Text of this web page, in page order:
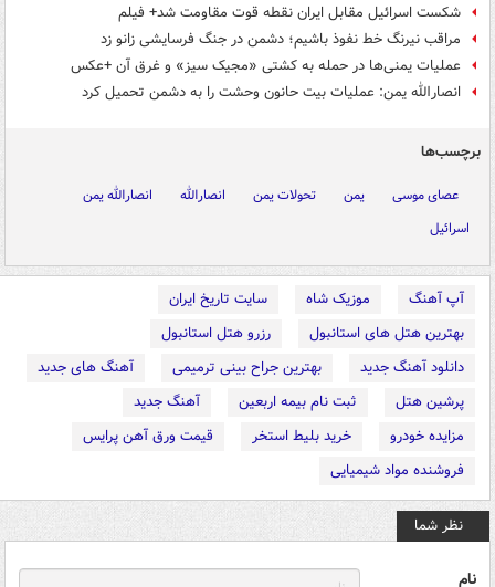
شکست اسرائیل مقابل ایران نقطه قوت مقاومت شد+ فیلم
مراقب نیرنگ خط نفوذ باشیم؛ دشمن در جنگ فرسایشی زانو زد
عملیات یمنی‌ها در حمله به کشتی «مجیک سیز» و غرق آن +عکس
انصارالله یمن: عملیات بیت حانون وحشت را به دشمن تحمیل کرد
برچسب‌ها
عصای موسی یمن تحولات یمن انصارالله
انصارالله یمن
اسرائیل
آپ آهنگ موزیک شاه
سایت تاریخ ایران
بهترین هتل های استانبول
رزرو هتل استانبول
دانلود آهنگ جدید
بهترین جراح بینی ترمیمی
آهنگ های جدید
پرشین هتل
ثبت نام بیمه اربعین
آهنگ جدید
مزایده خودرو
خرید بلیط استخر
قیمت ورق آهن پرایس
فروشنده مواد شیمیایی
نظر شما
نام